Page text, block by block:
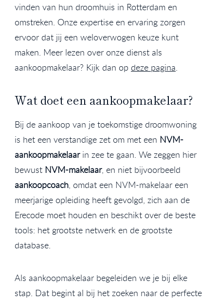
vinden van hun droomhuis in Rotterdam en
omstreken. Onze expertise en ervaring zorgen
ervoor dat jij een weloverwogen keuze kunt
maken. Meer lezen over onze dienst als
aankoopmakelaar? Kijk dan op deze pagina.
Wat doet een aankoopmakelaar?
Bij de aankoop van je toekomstige droomwoning
is het een verstandige zet om met een NVM-
aankoopmakelaarin zee te gaan. We zeggen hier
bewust NVM-makelaar, en niet bijvoorbeeld
aankoopcoach, omdat een NVM-makelaar een
meerjarige opleiding heeft gevolgd, zich aan de
Erecode moet houden en beschikt over de beste
tools: het grootste netwerk en de grootste
database.
Als aankoopmakelaar begeleiden we je bij elke
stap. Dat begint al bij het zoeken naar de perfecte